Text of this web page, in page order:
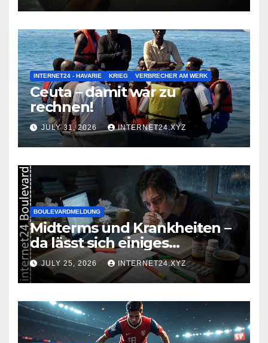
INTERNET24 - HAVARIE KRIEG VERBRECHER AM WERK
Ceuta – damit war zu
rechnen!
JULY 31, 2026 INTERNET24.XYZ
BOULEVARDMELDUNG
Midterms und Krankheiten –
da lässt sich einiges
zusammenbrauen!
JULY 25, 2026 INTERNET24.XYZ